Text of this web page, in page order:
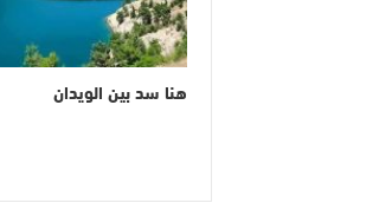
هنا سد بين الويدان